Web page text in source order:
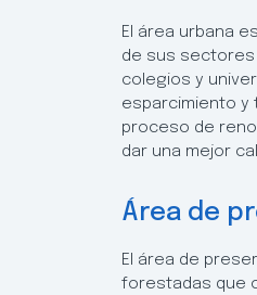
El área urbana
de sus
colegios y
esparcimiento y
proceso de
dar una mejor
Área de
El área de
forestadas que